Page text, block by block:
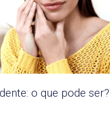
o que pode ser?